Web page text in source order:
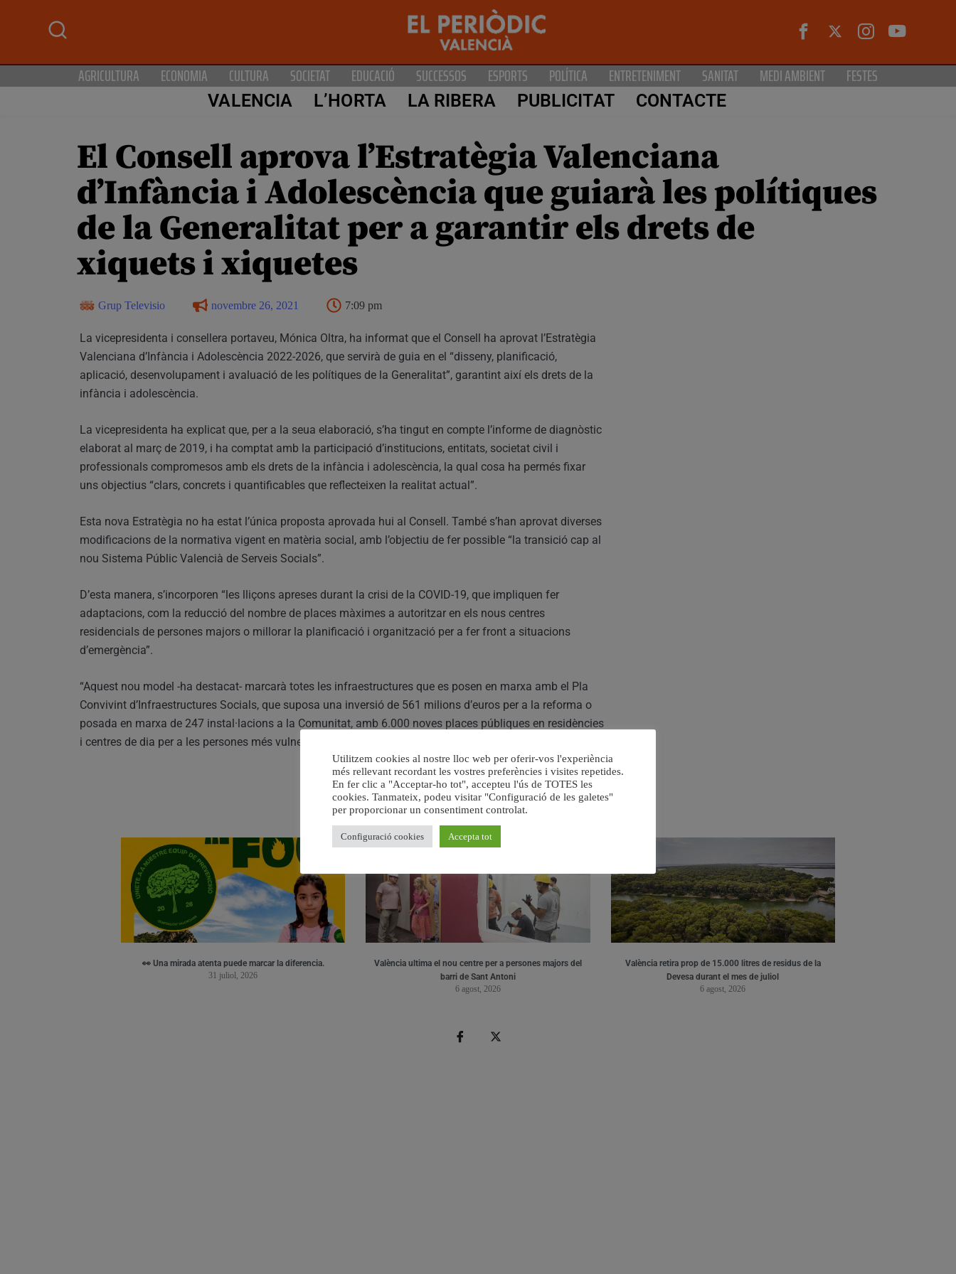
AGRICULTURA ECONOMIA CULTURA SOCIETAT EDUCACIÓ SUCCESSOS ESPORTS POLÍTICA ENTRETENIMENT SANITAT MEDI AMBIENT FESTES
VALENCIA L’HORTA LA RIBERA PUBLICITAT CONTACTE
El Consell aprova l’Estratègia Valenciana
d’Infància i Adolescència que guiarà les polítiques
de la Generalitat per a garantir els drets de
xiquets i xiquetes
Grup Televisio novembre 26, 2021 7:09 pm
La vicepresidenta i consellera portaveu, Mónica Oltra, ha informat que el Consell ha aprovat l’Estratègia
Valenciana d’Infància i Adolescència 2022-2026, que servirà de guia en el “disseny, planificació,
aplicació, desenvolupament i avaluació de les polítiques de la Generalitat”, garantint així els drets de la
infància i adolescència.
La vicepresidenta ha explicat que, per a la seua elaboració, s’ha tingut en compte l’informe de diagnòstic
elaborat al març de 2019, i ha comptat amb la participació d’institucions, entitats, societat civil i
professionals compromesos amb els drets de la infància i adolescència, la qual cosa ha permés fixar
uns objectius “clars, concrets i quantificables que reflecteixen la realitat actual”.
Esta nova Estratègia no ha estat l’única proposta aprovada hui al Consell. També s’han aprovat diverses
modificacions de la normativa vigent en matèria social, amb l’objectiu de fer possible “la transició cap al
nou Sistema Públic Valencià de Serveis Socials”.
D’esta manera, s’incorporen “les lliçons apreses durant la crisi de la COVID-19, que impliquen fer
adaptacions, com la reducció del nombre de places màximes a autoritzar en els nous centres
residencials de persones majors o millorar la planificació i organització per a fer front a situacions
d’emergència”.
“Aquest nou model -ha destacat- marcarà totes les infraestructures que es posen en marxa amb el Pla
Convivint d’Infraestructures Socials, que suposa una inversió de 561 milions d’euros per a la reforma o
posada en marxa de 247 instal·lacions a la Comunitat, amb 6.000 noves places públiques en residències
i centres de dia per a les persones més vulnerables”.
RELACIONAT
👀 Una mirada atenta puede marcar la diferencia.
31 juliol, 2026
València ultima el nou centre per a persones majors del
barri de Sant Antoni
6 agost, 2026
València retira prop de 15.000 litres de residus de la
Devesa durant el mes de juliol
6 agost, 2026
Utilitzem cookies al nostre lloc web per oferir-vos l'experiència
més rellevant recordant les vostres preferències i visites repetides.
En fer clic a "Acceptar-ho tot", accepteu l'ús de TOTES les
cookies. Tanmateix, podeu visitar "Configuració de les galetes"
per proporcionar un consentiment controlat.
Configuració cookies Accepta tot